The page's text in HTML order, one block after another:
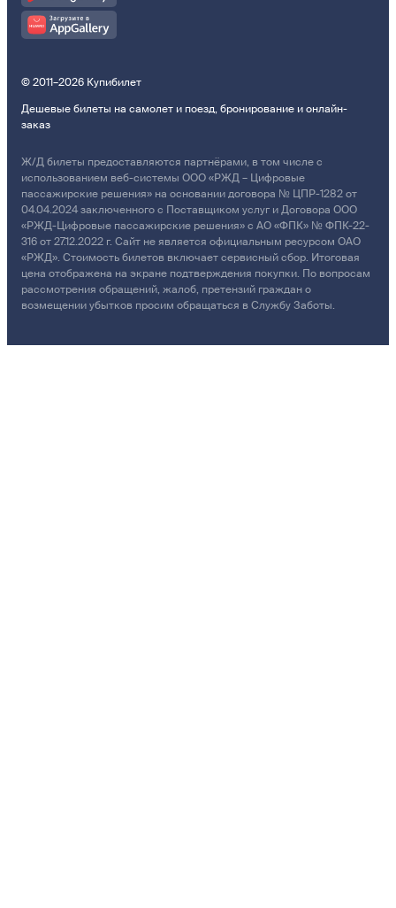
© 2011–2026 Купибилет
Дешевые билеты на самолет и поезд, бронирование и онлайн-
заказ
Ж/Д билеты предоставляются партнёрами, в том числе с
использованием веб-системы ООО «РЖД – Цифровые
пассажирские решения» на основании договора № ЦПР-1282 от
04.04.2024 заключенного с Поставщиком услуг и Договора ООО
«РЖД-Цифровые пассажирские решения» с АО «ФПК» № ФПК-22-
316 от 27.12.2022 г. Сайт не является официальным ресурсом ОАО
«РЖД». Стоимость билетов включает сервисный сбор. Итоговая
цена отображена на экране подтверждения покупки. По вопросам
рассмотрения обращений, жалоб, претензий граждан о
возмещении убытков просим обращаться в Службу Заботы.